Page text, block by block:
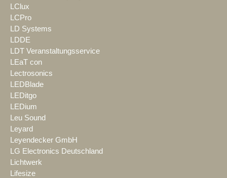
LClux
LCPro
LD Systems
LDDE
LDT Veranstaltungsservice
LEaT con
Lectrosonics
LEDBlade
LEDitgo
LEDium
Leu Sound
Leyard
Leyendecker GmbH
LG Electronics Deutschland
Lichtwerk
Lifesize